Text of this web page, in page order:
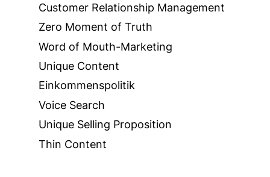
Customer Relationship Management
Zero Moment of Truth
Word of Mouth-Marketing
Unique Content
Einkommenspolitik
Voice Search
Unique Selling Proposition
Thin Content